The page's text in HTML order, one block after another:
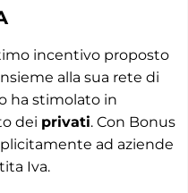
incentivo proposto
alla sua rete di
ha stimolato in
dei privati. Con Bonus
ad aziende
Iva.